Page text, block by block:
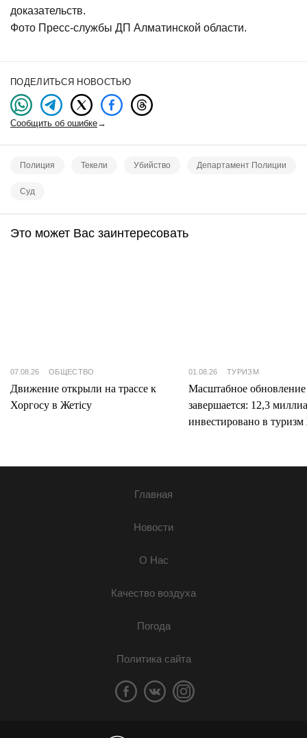
доказательств.
Фото Пресс-службы ДП Алматинской области.
ПОДЕЛИТЬСЯ НОВОСТЬЮ
Сообщить об ошибке→
Полиция Текели Убийство Департамент Полиции
Суд
Это может Вас заинтересовать
07.08.26 ОБЩЕСТВО
Движение открыли на трассе к
Хоргосу в Жетісу
01.08.26 ТУРИЗМ
Масштабное
завершается: 12,3
инвестировано в туризм
Главная
Новости
О Нас
Качество воздуха
Погода
Политика сайта